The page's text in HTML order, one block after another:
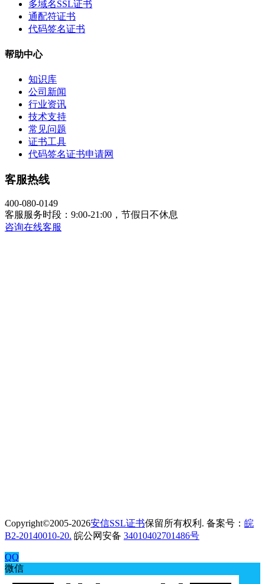
多域名SSL证书
通配符证书
代码签名证书
帮助中心
知识库
公司新闻
行业资讯
技术支持
常见问题
证书工具
代码签名证书申请网
客服热线
400-080-0149
客服服务时段：9:00-21:00，节假日不休息
咨询在线客服
Copyright©2005-2026安信SSL证书保留所有权利. 备案号： 皖
B2-20140010-20. 皖公网安备 34010402701486号
QQ
微信